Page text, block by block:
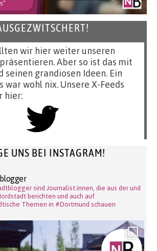
wir hier weiter unseren
Aber so ist das mit
seinen grandiosen Ideen. Ein
war wohl nix. Unsere X-Feeds
hier:
UNS BEI INSTAGRAM!
sind Journalist:innen, die aus der und
berichten und auch auf
Themen in #Dortmund schauen